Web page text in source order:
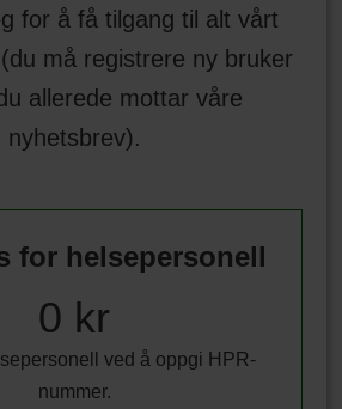
for å få tilgang til alt vårt
må registrere ny bruker
allerede mottar våre
nyhetsbrev).
for helsepersonell
0 kr
ved å oppgi HPR-
nummer.